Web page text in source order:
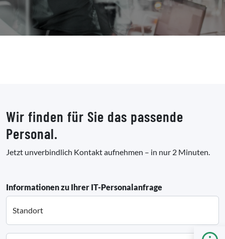
Wir finden für Sie das passende
Personal.
Jetzt unverbindlich Kontakt aufnehmen – in nur 2 Minuten.
Informationen zu Ihrer IT-Personalanfrage
Standort